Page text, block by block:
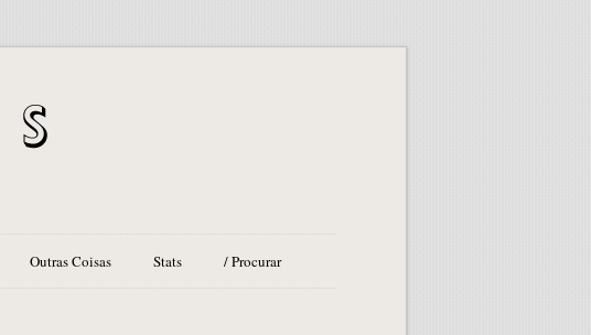
Outras Coisas Stats / Procurar